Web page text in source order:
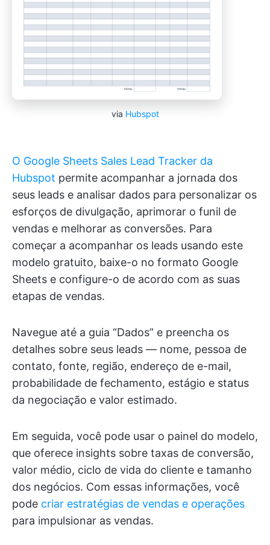
via Hubspot
O Google Sheets Sales Lead Tracker da
Hubspot permite acompanhar a jornada dos
seus leads e analisar dados para personalizar os
esforços de divulgação, aprimorar o funil de
vendas e melhorar as conversões. Para
começar a acompanhar os leads usando este
modelo gratuito, baixe-o no formato Google
Sheets e configure-o de acordo com as suas
etapas de vendas.
Navegue até a guia “Dados” e preencha os
detalhes sobre seus leads — nome, pessoa de
contato, fonte, região, endereço de e-mail,
probabilidade de fechamento, estágio e status
da negociação e valor estimado.
Em seguida, você pode usar o painel do modelo,
que oferece insights sobre taxas de conversão,
valor médio, ciclo de vida do cliente e tamanho
dos negócios. Com essas informações, você
pode criar estratégias de vendas e operações
para impulsionar as vendas.